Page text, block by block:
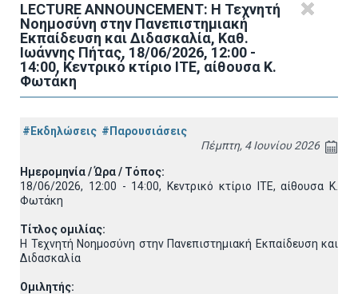
LECTURE ANNOUNCEMENT: Η Τεχνητή
Νοημοσύνη στην Πανεπιστημιακή
Εκπαίδευση και Διδασκαλία, Καθ.
Ιωάννης Πήτας, 18/06/2026, 12:00 -
14:00, Κεντρικό κτίριο ΙΤΕ, αίθουσα Κ.
Φωτάκη
#Εκδηλώσεις #Παρουσιάσεις
Πέμπτη, 4 Ιουνίου 2026
Ημερομηνία / Ώρα / Τόπος:
18/06/2026, 12:00 - 14:00, Κεντρικό κτίριο ΙΤΕ, αίθουσα Κ.
Φωτάκη
Τίτλος ομιλίας:
Η Τεχνητή Νοημοσύνη στην Πανεπιστημιακή Εκπαίδευση και
Διδασκαλία
Ομιλητής: